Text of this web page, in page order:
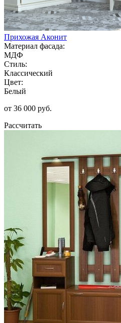
Прихожая Аконит
Материал фасада:
МДФ
Стиль:
Классический
Цвет:
Белый
от 36 000 руб.
Рассчитать